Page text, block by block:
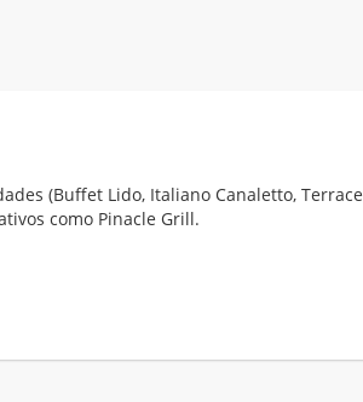
(Buffet Lido, Italiano Canaletto, Terrace
como Pinacle Grill.